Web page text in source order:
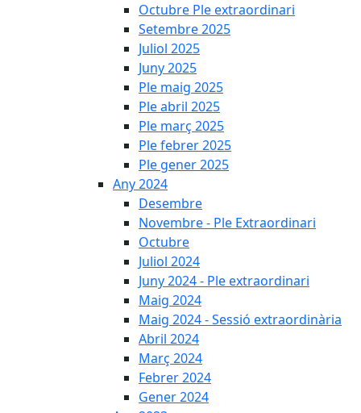
Octubre Ple extraordinari
Setembre 2025
Juliol 2025
Juny 2025
Ple maig 2025
Ple abril 2025
Ple març 2025
Ple febrer 2025
Ple gener 2025
Any 2024
Desembre
Novembre - Ple Extraordinari
Octubre
Juliol 2024
Juny 2024 - Ple extraordinari
Maig 2024
Maig 2024 - Sessió extraordinària
Abril 2024
Març 2024
Febrer 2024
Gener 2024